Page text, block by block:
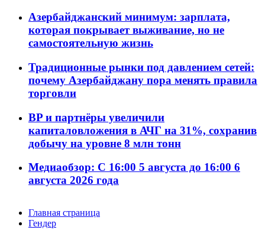
Азербайджанский минимум: зарплата,
которая покрывает выживание, но не
самостоятельную жизнь
Традиционные рынки под давлением сетей:
почему Азербайджану пора менять правила
торговли
BP и партнёры увеличили
капиталовложения в АЧГ на 31%, сохранив
добычу на уровне 8 млн тонн
Медиаобзор: С 16:00 5 августа до 16:00 6
августа 2026 года
Главная страница
Гендер